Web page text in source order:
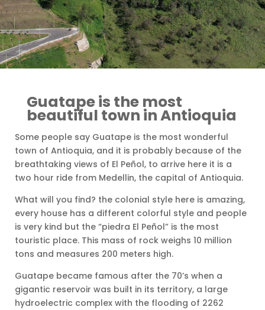
Guatape is the most
beautiful town in Antioquia
Some people say Guatape is the most wonderful
town of Antioquia, and it is probably because of the
breathtaking views of El Peñol, to arrive here it is a
two hour ride from Medellin, the capital of Antioquia.
What will you find? the colonial style here is amazing,
every house has a different colorful style and people
is very kind but the “piedra El Peñol” is the most
touristic place. This mass of rock weighs 10 million
tons and measures 200 meters high.
Guatape became famous after the 70’s when a
gigantic reservoir was built in its territory, a large
hydroelectric complex with the flooding of 2262